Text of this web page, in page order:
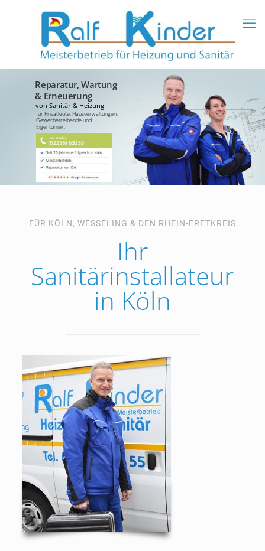
Reparatur, Wartung
& Erneuerung
für Privatleute, Hausverwaltungen,
Gewerbetreibende und
Eigentümer.
von Sanitär & Heizung
FÜR KÖLN, WESSELING & DEN RHEIN-ERFTKREIS
Ihr
Sanitärinstallateur
in Köln